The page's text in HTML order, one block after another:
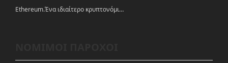
Ethereum.Ένα ιδιαίτερο κρυπτονόμισμα-πλατφόρμα